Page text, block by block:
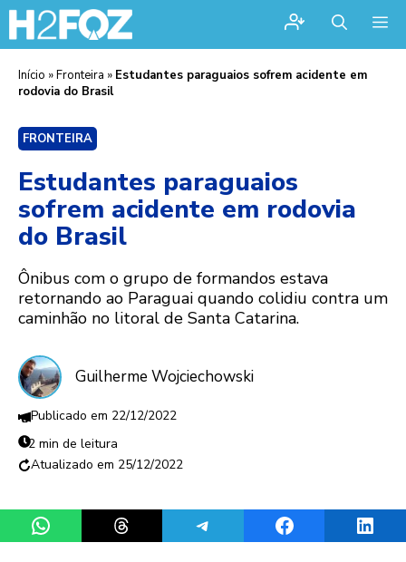
Início »Fronteira » Estudantes paraguaios sofrem acidente em
rodovia do Brasil
FRONTEIRA
Estudantes paraguaios
sofrem acidente em rodovia
do Brasil
Ônibus com o grupo de formandos estava
retornando ao Paraguai quando colidiu contra um
caminhão no litoral de Santa Catarina.
Guilherme Wojciechowski
22/12/2022
2 min de leitura
25/12/2022
Share on WhatsAppShare on ThreadsShare on TelegramShare on Facebook